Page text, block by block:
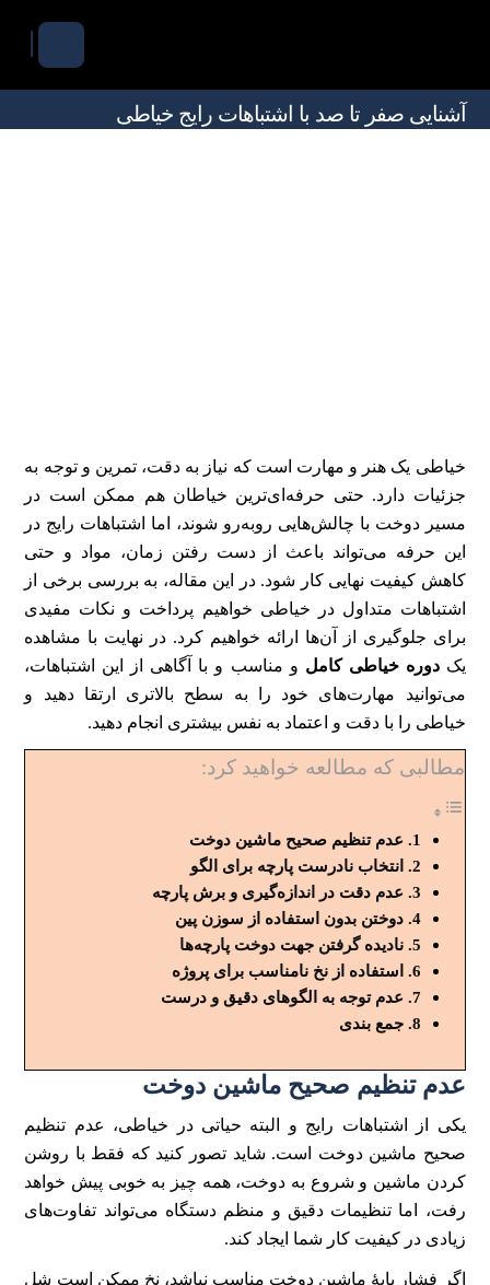
آشنایی صفر تا صد با اشتباهات رایج خیاطی
خیاطی یک هنر و مهارت است که نیاز به دقت، تمرین و توجه به
جزئیات دارد. حتی حرفه‌ای‌ترین خیاطان هم ممکن است در
مسیر دوخت با چالش‌هایی روبه‌رو شوند، اما اشتباهات رایج در
این حرفه می‌تواند باعث از دست رفتن زمان، مواد و حتی
کاهش کیفیت نهایی کار شود. در این مقاله، به بررسی برخی از
اشتباهات متداول در خیاطی خواهیم پرداخت و نکات مفیدی
برای جلوگیری از آن‌ها ارائه خواهیم کرد. در نهایت با مشاهده
یکدوره خیاطی کامل و مناسب و با آگاهی از این اشتباهات،
می‌توانید مهارت‌های خود را به سطح بالاتری ارتقا دهید و
خیاطی را با دقت و اعتماد به نفس بیشتری انجام دهید.
مطالبی که مطالعه خواهید کرد:
عدم تنظیم صحیح ماشین دوخت
انتخاب نادرست پارچه برای الگو
عدم دقت در اندازه‌گیری و برش پارچه
دوختن بدون استفاده از سوزن‌ پین
نادیده گرفتن جهت دوخت پارچه‌ها
استفاده از نخ نامناسب برای پروژه
عدم توجه به الگوهای دقیق و درست
جمع بندی
عدم تنظیم صحیح ماشین دوخت
یکی از اشتباهات رایج و البته حیاتی در خیاطی، عدم تنظیم
صحیح ماشین دوخت است. شاید تصور کنید که فقط با روشن
کردن ماشین و شروع به دوخت، همه چیز به خوبی پیش خواهد
رفت، اما تنظیمات دقیق و منظم دستگاه می‌تواند تفاوت‌های
زیادی در کیفیت کار شما ایجاد کند.
اگر فشار پایۀ ماشین دوخت مناسب نباشد، نخ ممکن است شل